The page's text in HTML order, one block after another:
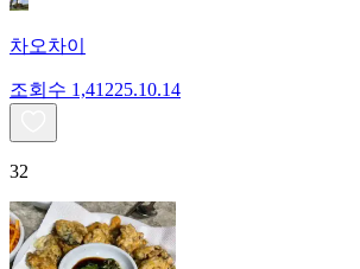
차오차이
조회수 1,41225.10.14
32